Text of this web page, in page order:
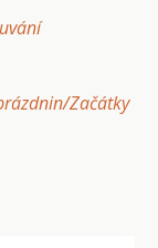
Začátky